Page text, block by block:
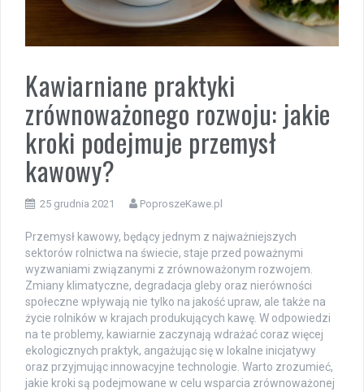
Kawiarniane praktyki
zrównoważonego rozwoju: jakie
kroki podejmuje przemysł
kawowy?
25 grudnia 2021 PoproszeKawe.pl
Przemysł kawowy, będący jednym z najważniejszych
sektorów rolnictwa na świecie, staje przed poważnymi
wyzwaniami związanymi z zrównoważonym rozwojem.
Zmiany klimatyczne, degradacja gleby oraz nierówności
społeczne wpływają nie tylko na jakość upraw, ale także na
życie rolników w krajach produkujących kawę. W odpowiedzi
na te problemy, kawiarnie zaczynają wdrażać coraz więcej
ekologicznych praktyk, angażując się w lokalne inicjatywy
oraz przyjmując innowacyjne technologie. Warto zrozumieć,
jakie kroki są podejmowane w celu wsparcia zrównoważonej